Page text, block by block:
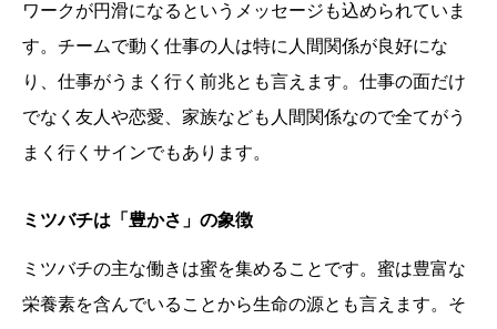
ワークが円滑になるというメッセージも込められていま
す。チームで動く仕事の人は特に人間関係が良好にな
り、仕事がうまく行く前兆とも言えます。仕事の面だけ
でなく友人や恋愛、家族なども人間関係なので全てがう
まく行くサインでもあります。
ミツバチは「豊かさ」の象徴
ミツバチの主な働きは蜜を集めることです。蜜は豊富な
栄養素を含んでいることから生命の源とも言えます。そ